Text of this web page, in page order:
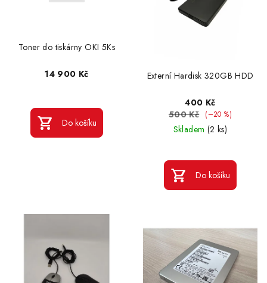
Toner do tiskárny OKI 5Ks
14 900 Kč
Do košíku
Externí Hardisk 320GB HDD
400 Kč
500 Kč (–20 %)
Skladem (2 ks)
Do košíku